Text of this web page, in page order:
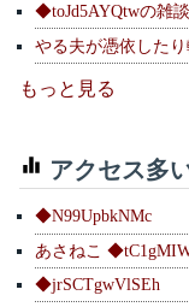
◆toJd5AYQtwの雑
やる夫が憑依した
もっと見る
アクセス多
◆N99UpbkNMc
あさねこ
◆jrSCTgwVlSEh